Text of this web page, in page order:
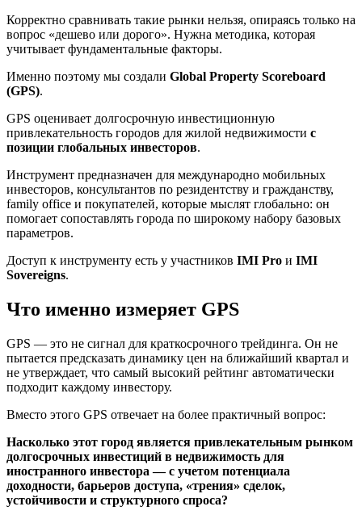
Корректно сравнивать такие рынки нельзя, опираясь только на
вопрос «дешево или дорого». Нужна методика, которая
учитывает фундаментальные факторы.
Именно поэтому мы создали Global Property Scoreboard
(GPS).
GPS оценивает долгосрочную инвестиционную
привлекательность городов для жилой недвижимости с
позиции глобальных инвесторов.
Инструмент предназначен для международно мобильных
инвесторов, консультантов по резидентству и гражданству,
family office и покупателей, которые мыслят глобально: он
помогает сопоставлять города по широкому набору базовых
параметров.
Доступ к инструменту есть у участников IMI Pro и IMI
Sovereigns.
Что именно измеряет GPS
GPS — это не сигнал для краткосрочного трейдинга. Он не
пытается предсказать динамику цен на ближайший квартал и
не утверждает, что самый высокий рейтинг автоматически
подходит каждому инвестору.
Вместо этого GPS отвечает на более практичный вопрос:
Насколько этот город является привлекательным рынком
долгосрочных инвестиций в недвижимость для
иностранного инвестора — с учетом потенциала
доходности, барьеров доступа, «трения» сделок,
устойчивости и структурного спроса?